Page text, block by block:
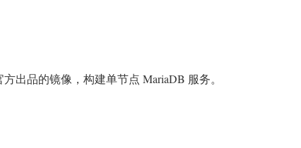
出品的镜像，构建单节点 MariaDB 服务。